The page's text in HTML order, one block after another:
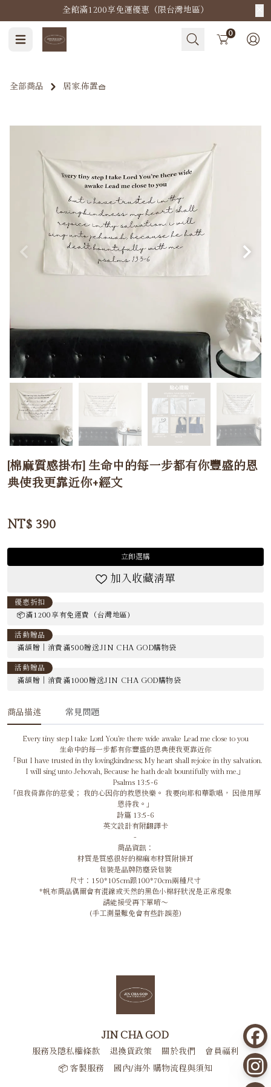
全館滿1200享免運優惠（限台灣地區）
Cart 0
全部商品 居家.佈置🧺
[棉麻質感掛布] 生命中的每一步都有你豐盛的恩
典使我更靠近你+經文
NT$ 390
立即選購
加入收藏清單
優惠折扣
📦滿1200享有免運費（台灣地區)
活動贈品
滿額贈｜消費滿500贈送JIN CHA GOD購物袋
活動贈品
滿額贈｜消費滿1000贈送JIN CHA GOD購物袋
商品描述 常見問題
Every tiny step l take Lord You’re there wide awake Lead me close to you
生命中的每一步都有你豐盛的恩典使我更靠近你
「But I have trusted in thy lovingkindness; My heart shall rejoice in thy salvation.
I will sing unto Jehovah, Because he hath dealt bountifully with me.」
Psalms 13:5-6
「但我倚靠你的慈愛； 我的心因你的救恩快樂。 我要向耶和華歌唱， 因他用厚
恩待我。」
詩篇 13:5-6
英文設計有附翻譯卡
-
商品資訊：
材質是質感很好的棉麻布材質附掛耳
包裝是品牌防塵袋包裝
尺寸：150*105cm跟100*70cm兩種尺寸
*帆布商品偶爾會有混線或天然的黑色小棉籽狀況是正常現象
請能接受再下單唷～
(手工測量難免會有些許誤差)
JIN CHA GOD
服務及隱私權條款 退換貨政策 關於我們
會員福利
📦 客製服務
國內/海外 購物流程與須知